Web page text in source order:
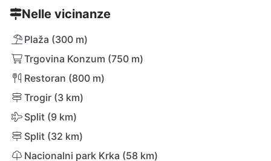
Nelle vicinanze
Plaža (300 m)
Trgovina Konzum (750 m)
Restoran (800 m)
Trogir (3 km)
Split (9 km)
Split (32 km)
Nacionalni park Krka (58 km)